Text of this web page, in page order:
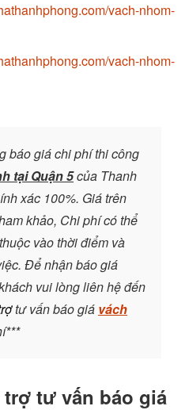
vach-nhom-
vach-nhom-
báo giá chi phí thi công
tại Quận 5của Thanh
xác 100%. Giá trên
khảo, Chi phí có thể
vào thời điểm và
Để nhận báo giá
vui lòng liên hệ đến
tư vấn báo giá vách
tư vấn báo giá